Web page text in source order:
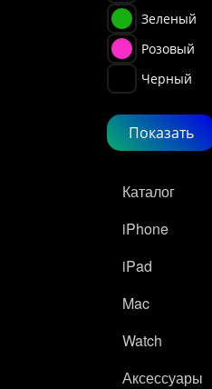
Зеленый
Розовый
Черный
Каталог
iPhone
iPad
Mac
Watch
Аксессуары